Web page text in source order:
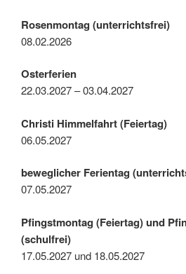
Rosenmontag (unterrichtsfrei)
08.02.2026
Osterferien
22.03.2027 – 03.04.2027
Christi Himmelfahrt (Feiertag)
06.05.2027
beweglicher Ferientag
07.05.2027
Pfingstmontag (Feiertag) und
(schulfrei)
17.05.2027 und 18.05.2027